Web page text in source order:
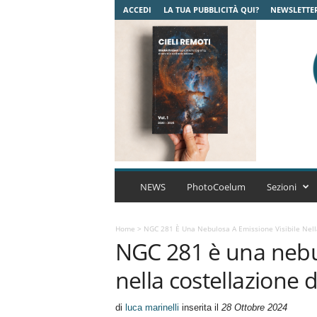
ACCEDI LA TUA PUBBLICITÀ QUI?
C
u
A
s
t
NEWS PhotoCoelum Sezioni
Home > NGC 281 È Una Nebulosa A Emissione Visibile
NGC 281 è una
nella costellazione
di luca marinelli inserita il 28 Ottobre 2024